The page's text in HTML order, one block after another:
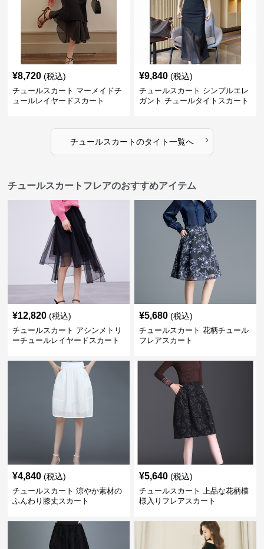
¥8,720 (税込)
チュールスカート マーメイドチ
ュールレイヤードスカート
¥9,840 (税込)
チュールスカート シンプルエレ
ガント チュールタイトスカート
チュールスカートのタイト一覧へ ›
チュールスカートフレアのおすすめアイテム
¥12,820 (税込)
チュールスカート アシンメトリ
ーチュールレイヤードスカート
¥5,680 (税込)
チュールスカート 花柄チュール
フレアスカート
¥4,840 (税込)
チュールスカート 涼やか素材の
ふんわり膝丈スカート
¥5,640 (税込)
チュールスカート 上品な花柄模
様入りフレアスカート